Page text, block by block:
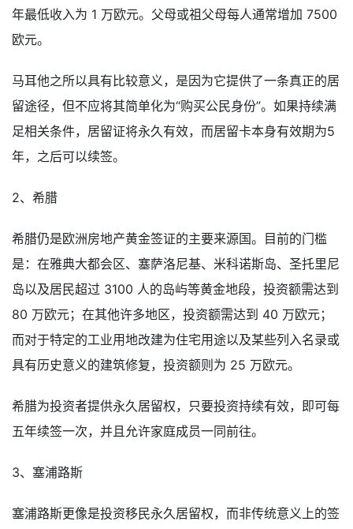
年最低收入为 1 万欧元。父母或祖父母每人通常增加 7500
欧元。
马耳他之所以具有比较意义，是因为它提供了一条真正的居
留途径，但不应将其简单化为“购买公民身份”。如果持续满
足相关条件，居留证将永久有效，而居留卡本身有效期为5
年，之后可以续签。
2、希腊
希腊仍是欧洲房地产黄金签证的主要来源国。目前的门槛
是：在雅典大都会区、塞萨洛尼基、米科诺斯岛、圣托里尼
岛以及居民超过 3100 人的岛屿等黄金地段，投资额需达到
80 万欧元；在其他许多地区，投资额需达到 40 万欧元；
而对于特定的工业用地改建为住宅用途以及某些列入名录或
具有历史意义的建筑修复，投资额则为 25 万欧元。
希腊为投资者提供永久居留权，只要投资持续有效，即可每
五年续签一次，并且允许家庭成员一同前往。
3、塞浦路斯
塞浦路斯更像是投资移民永久居留权，而非传统意义上的签